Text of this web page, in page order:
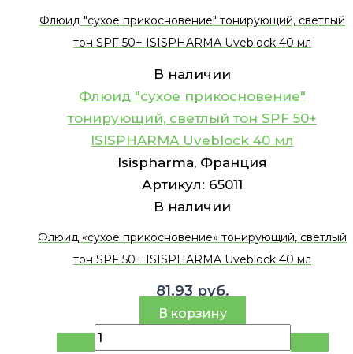
Флюид "сухое прикосновение" тонирующий, светлый
тон SPF 50+ ISISPHARMA Uveblock 40 мл
В наличии
Флюид "сухое прикосновение"
тонирующий, светлый тон SPF 50+
ISISPHARMA Uveblock 40 мл
Isispharma, Франция
Артикул: 65011
В наличии
Флюид «сухое прикосновение» тонирующий, светлый
тон SPF 50+ ISISPHARMA Uveblock 40 мл
81.93 руб.
В корзину